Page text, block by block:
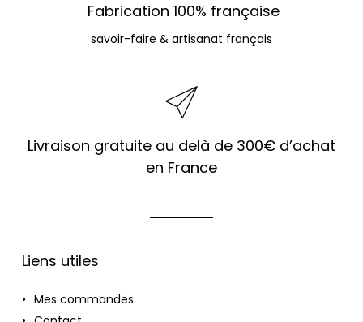
Fabrication 100% française
savoir-faire & artisanat français
Livraison gratuite au delà de 300€ d’achat
en France
Liens utiles
Mes commandes